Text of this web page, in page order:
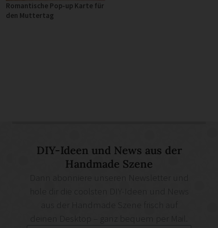
Romantische Pop-up Karte für
den Muttertag
DIY-Ideen und News aus der
Handmade Szene
deinen Desktop – ganz bequem per Mail.